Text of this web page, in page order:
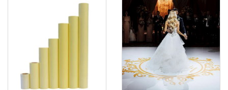
pour Fenêtres en
Vinyle Perforé
Voiture ou Quad